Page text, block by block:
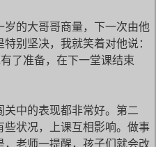
的大哥哥商量，下一次由他
别坚决，我就笑着对他说：
了准备，在下一堂课结束
中的表现都非常好。第二
状况，上课互相影响。做事
老师一提醒，孩子们就会改